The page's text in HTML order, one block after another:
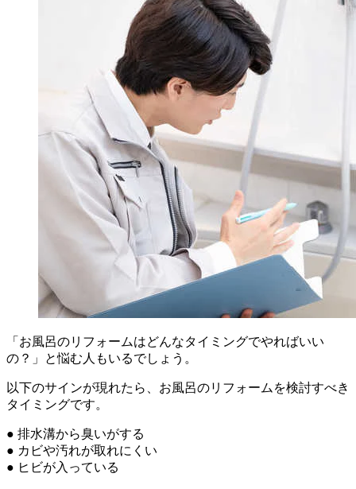
「お風呂のリフォームはどんなタイミングでやればいい
の？」と悩む人もいるでしょう。
以下のサインが現れたら、お風呂のリフォームを検討すべき
タイミングです。
● 排水溝から臭いがする
● カビや汚れが取れにくい
● ヒビが入っている